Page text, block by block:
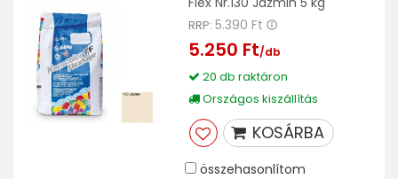
RRP: 5.390 Ft
5.250 Ft/db
20 db raktáron
Országos kiszállítás
KOSÁRBA
összehasonlítom